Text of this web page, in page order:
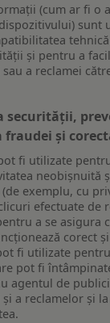
(cum ar fi o
sunt
și pentru a
a reclamei
securității,
fraudei și
fi utilizate
neobișnuită
exemplu, cu
efectuate de
a se asigura
corect
fi utilizate
pot fi
agentul de
a reclamelor și